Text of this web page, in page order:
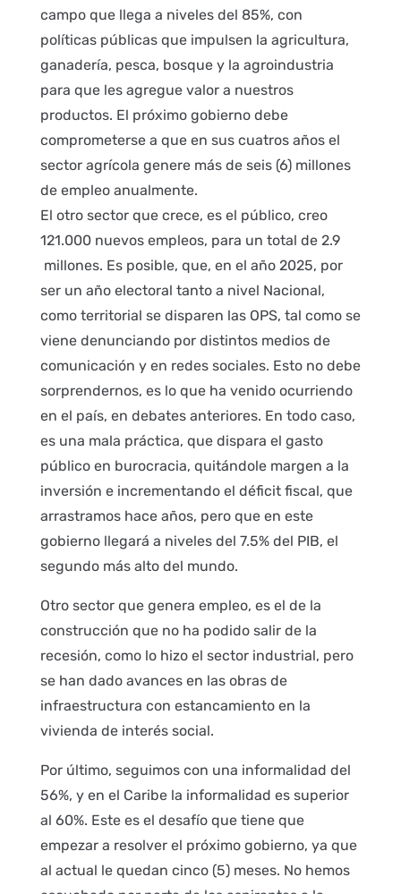
campo que llega a niveles del 85%, con
políticas públicas que impulsen la agricultura,
ganadería, pesca, bosque y la agroindustria
para que les agregue valor a nuestros
productos. El próximo gobierno debe
comprometerse a que en sus cuatros años el
sector agrícola genere más de seis (6) millones
de empleo anualmente.
El otro sector que crece, es el público, creo
121.000 nuevos empleos, para un total de 2.9
millones. Es posible, que, en el año 2025, por
ser un año electoral tanto a nivel Nacional,
como territorial se disparen las OPS, tal como se
viene denunciando por distintos medios de
comunicación y en redes sociales. Esto no debe
sorprendernos, es lo que ha venido ocurriendo
en el país, en debates anteriores. En todo caso,
es una mala práctica, que dispara el gasto
público en burocracia, quitándole margen a la
inversión e incrementando el déficit fiscal, que
arrastramos hace años, pero que en este
gobierno llegará a niveles del 7.5% del PIB, el
segundo más alto del mundo.
Otro sector que genera empleo, es el de la
construcción que no ha podido salir de la
recesión, como lo hizo el sector industrial, pero
se han dado avances en las obras de
infraestructura con estancamiento en la
vivienda de interés social.
Por último, seguimos con una informalidad del
56%, y en el Caribe la informalidad es superior
al 60%. Este es el desafío que tiene que
empezar a resolver el próximo gobierno, ya que
al actual le quedan cinco (5) meses. No hemos